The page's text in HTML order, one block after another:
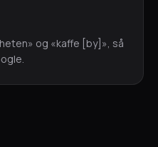
og «kaffe [by]», så